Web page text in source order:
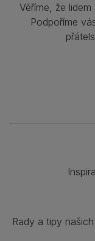
Věříme, že
Podpoříme
Rady a tipy